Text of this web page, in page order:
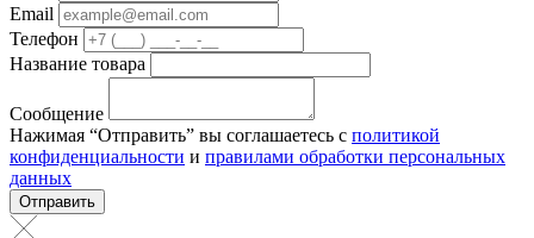
Email
Телефон
Название товара
Сообщение
Нажимая “Отправить” вы соглашаетесь с политикой
конфиденциальности и правилами обработки персональных
данных
Отправить